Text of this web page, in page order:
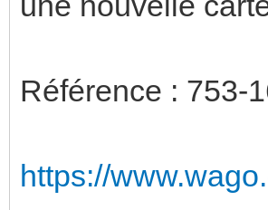
Référence : 753-
https://